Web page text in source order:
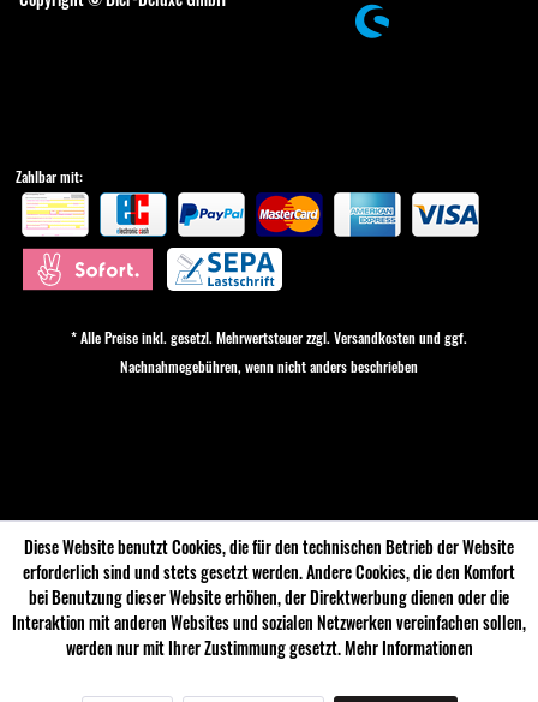
Zahlbar mit:
* Alle Preise inkl. gesetzl. Mehrwertsteuer zzgl. Versandkostenund ggf.
Nachnahmegebühren, wenn nicht anders beschrieben
Diese Website benutzt Cookies, die für den technischen Betrieb der Website
erforderlich sind und stets gesetzt werden. Andere Cookies, die den Komfort
bei Benutzung dieser Website erhöhen, der Direktwerbung dienen oder die
Interaktion mit anderen Websites und sozialen Netzwerken vereinfachen sollen,
werden nur mit Ihrer Zustimmung gesetzt.Mehr Informationen